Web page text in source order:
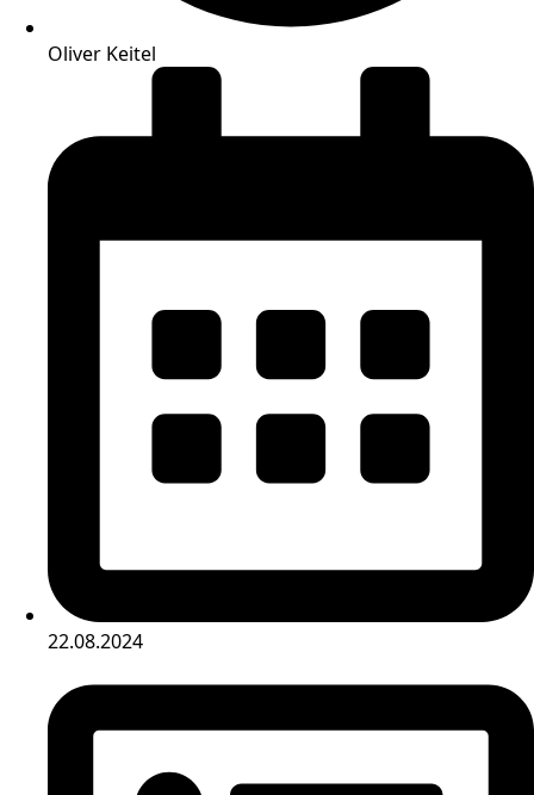
Oliver Keitel
22.08.2024